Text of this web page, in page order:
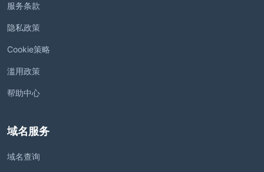
服务条款
隐私政策
Cookie策略
滥用政策
帮助中心
域名服务
域名查询